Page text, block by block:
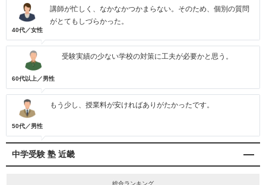
40代／女性
講師が忙しく、なかなかつかまらない。そのため、個別の質問
がとてもしづらかった。
60代以上／男性
受験実績の少ない学校の対策に工夫が必要かと思う。
50代／男性
もう少し、授業料が安ければありがたかったです。
中学受験 塾 近畿
総合ランキング